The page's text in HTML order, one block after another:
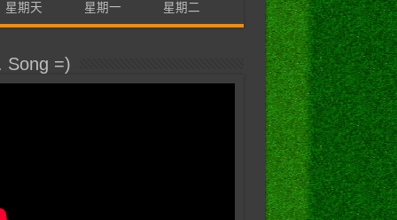
星期天 星期一 星期二
Song =)